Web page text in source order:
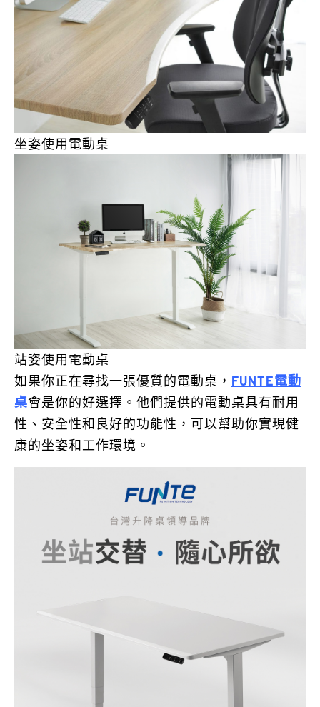
坐姿使用電動桌
站姿使用電動桌
如果你正在尋找一張優質的電動桌， FUNTE電動
桌會是你的好選擇。他們提供的電動桌具有耐用
性、安全性和良好的功能性，可以幫助你實現健
康的坐姿和工作環境。